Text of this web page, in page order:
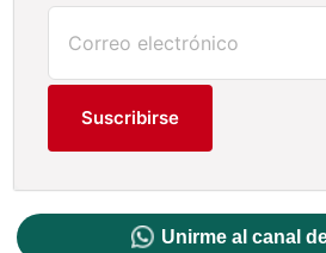
Suscribirse
Unirme al canal